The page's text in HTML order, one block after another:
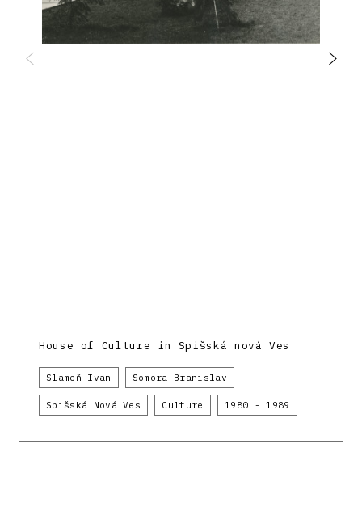
House of Culture in Spišská nová Ves
Slameň Ivan Somora Branislav
Spišská Nová Ves Culture 1980 - 1989